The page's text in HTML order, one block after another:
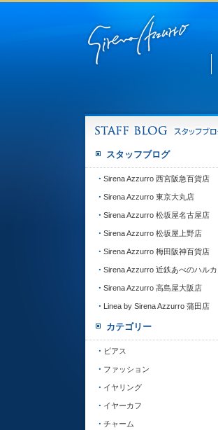
スタッフブログ
Sirena Azzurro 西宮阪急百貨店
Sirena Azzurro 東京大丸店
Sirena Azzurro 松坂屋名古屋店
Sirena Azzurro 松坂屋上野店
Sirena Azzurro 梅田阪神百貨店
Sirena Azzurro 近鉄あべのハル
Sirena Azzurro 高島屋大阪店
Linea by Sirena Azzurro 蒲田店
カテゴリー
ピアス
ファッション
イヤリング
イヤーカフ
チャーム